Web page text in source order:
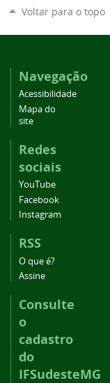
Voltar para o topo
Navegação
Acessibilidade
Mapa do
site
Redes
sociais
YouTube
Facebook
Instagram
RSS
O que é?
Assine
Consulte
o
cadastro
do
IFSudesteMG